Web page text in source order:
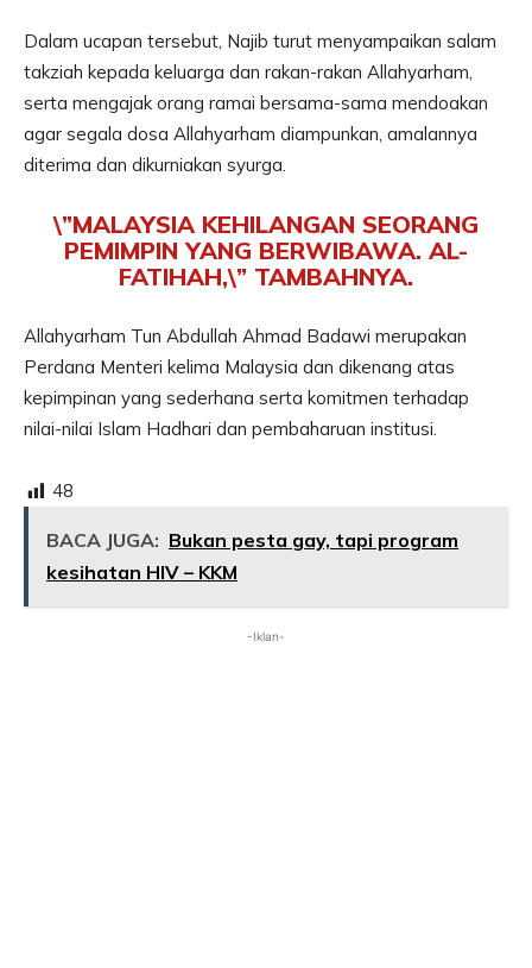
Dalam ucapan tersebut, Najib turut menyampaikan salam
takziah kepada keluarga dan rakan-rakan Allahyarham,
serta mengajak orang ramai bersama-sama mendoakan
agar segala dosa Allahyarham diampunkan, amalannya
diterima dan dikurniakan syurga.
\”MALAYSIA KEHILANGAN SEORANG
PEMIMPIN YANG BERWIBAWA. AL-
FATIHAH,\” TAMBAHNYA.
Allahyarham Tun Abdullah Ahmad Badawi merupakan
Perdana Menteri kelima Malaysia dan dikenang atas
kepimpinan yang sederhana serta komitmen terhadap
nilai-nilai Islam Hadhari dan pembaharuan institusi.
48
BACA JUGA: Bukan pesta gay, tapi program
kesihatan HIV – KKM
-Iklan-